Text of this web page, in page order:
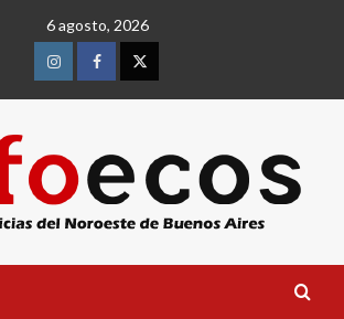
6 agosto, 2026
InstagramFacebookTwitter